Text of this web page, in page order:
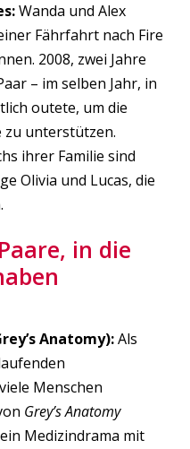
Wanda und Alex
Fährfahrt nach Fire
2008, zwei Jahre
– im selben Jahr, in
outete, um die
zu unterstützen.
ihrer Familie sind
Olivia und Lucas, die
in die
Anatomy):Als
Menschen
Grey’s Anatomy
Medizindrama mit